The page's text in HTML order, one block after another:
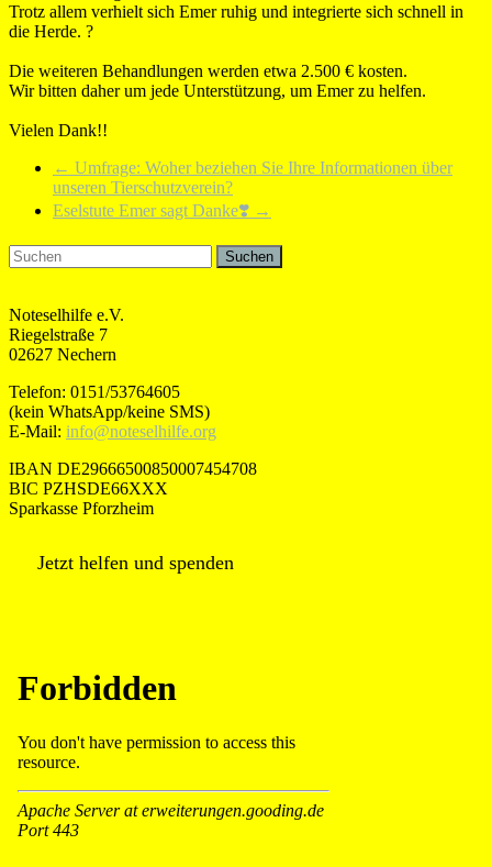
Trotz allem verhielt sich Emer ruhig und integrierte sich schnell in
die Herde. ?
Die weiteren Behandlungen werden etwa 2.500 € kosten.
Wir bitten daher um jede Unterstützung, um Emer zu helfen.
Vielen Dank!!
← Umfrage: Woher beziehen Sie Ihre Informationen über
unseren Tierschutzverein?
Eselstute Emer sagt Danke❣️ →
Noteselhilfe e.V.
Riegelstraße 7
02627 Nechern
Telefon: 0151/53764605
(kein WhatsApp/keine SMS)
E-Mail: info@noteselhilfe.org
IBAN DE29666500850007454708
BIC PZHSDE66XXX
Sparkasse Pforzheim
Jetzt helfen und spenden